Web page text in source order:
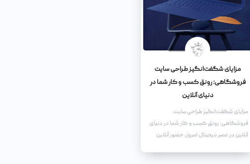
مزایای شگفت‌انگیز طراحی سایت
فروشگاهی: رونق کسب و کار شما در
دنیای آنلاین
مزایای شگفت‌انگیز طراحی سایت
فروشگاهی: رونق کسب و کار شما در دنیای
آنلاین در عصر دیجیتال امروز، حضور آنلاین